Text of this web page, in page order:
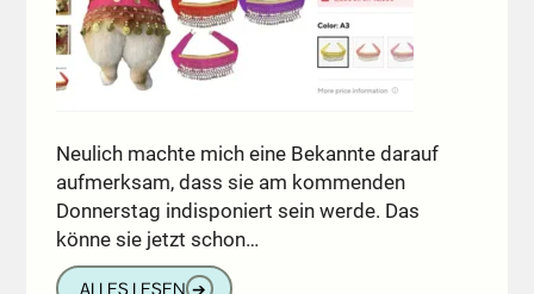
Neulich machte mich eine Bekannte darauf
aufmerksam, dass sie am kommenden
Donnerstag indisponiert sein werde. Das
könne sie jetzt schon…
ALLES LESEN ➔